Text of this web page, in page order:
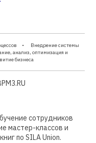
Внедрение системы
анализ, оптимизация и
бизнеса
сотрудников
мастер-классов и
по SILA Union.